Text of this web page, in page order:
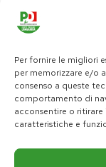
Per fornire le migliori
per memorizzare e/o
consenso a queste
comportamento di
acconsentire o
caratteristiche e
Tutela dei dati
Pagine Facebook Gruppo Consiliare PD LombardiaPagina Messenger Gruppo Consiliare